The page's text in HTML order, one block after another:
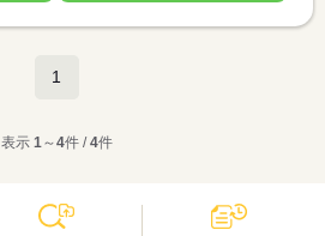
1
表示 1～4件 /4件